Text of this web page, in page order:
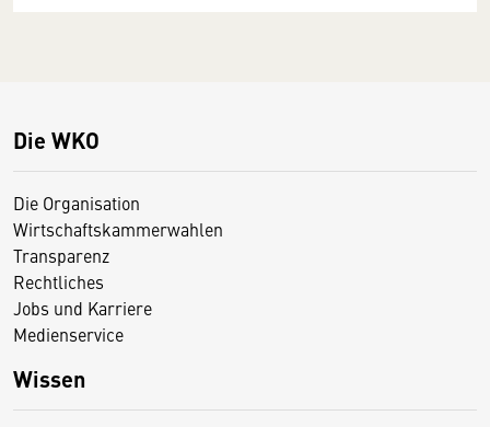
Die WKO
Die Organisation
Wirtschaftskammerwahlen
Transparenz
Rechtliches
Jobs und Karriere
Medienservice
Wissen